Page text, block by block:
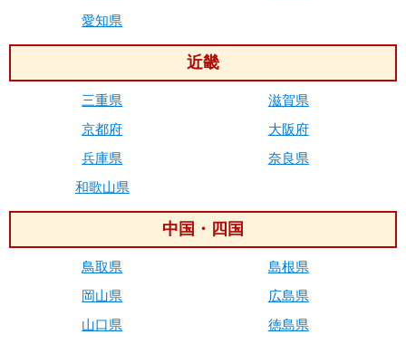
愛知県
近畿
三重県
滋賀県
京都府
大阪府
兵庫県
奈良県
和歌山県
中国・四国
鳥取県
島根県
岡山県
広島県
山口県
徳島県